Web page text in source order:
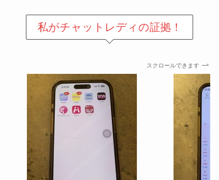
私がチャットレディの証拠！
スクロールできます